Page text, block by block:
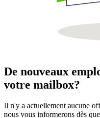
De nouveaux
votre mailbox?
Il n'y a actuellement aucune
nous vous informerons dès